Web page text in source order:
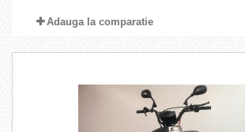
Adauga la comparatie